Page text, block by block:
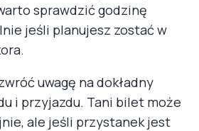
sprawdzić godzinę
jeśli planujesz zostać w
uwagę na dokładny
i przyjazdu. Tani bilet może
ale jeśli przystanek jest